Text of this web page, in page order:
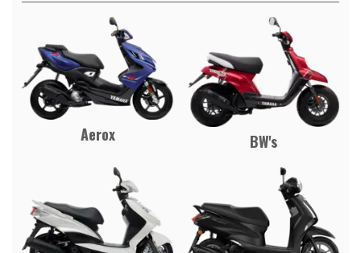
Aerox BW's